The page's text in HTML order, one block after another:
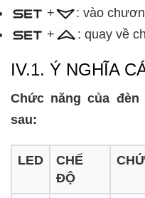
+
: vào
+
: quay về
IV.1. Ý NGHĨA
Chức năng của
sau:
LED
CHẾ
ĐỘ